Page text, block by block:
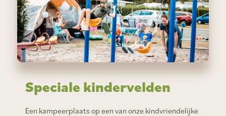
Speciale kindervelden
Een kampeerplaats op een van onze kindvriendelijke